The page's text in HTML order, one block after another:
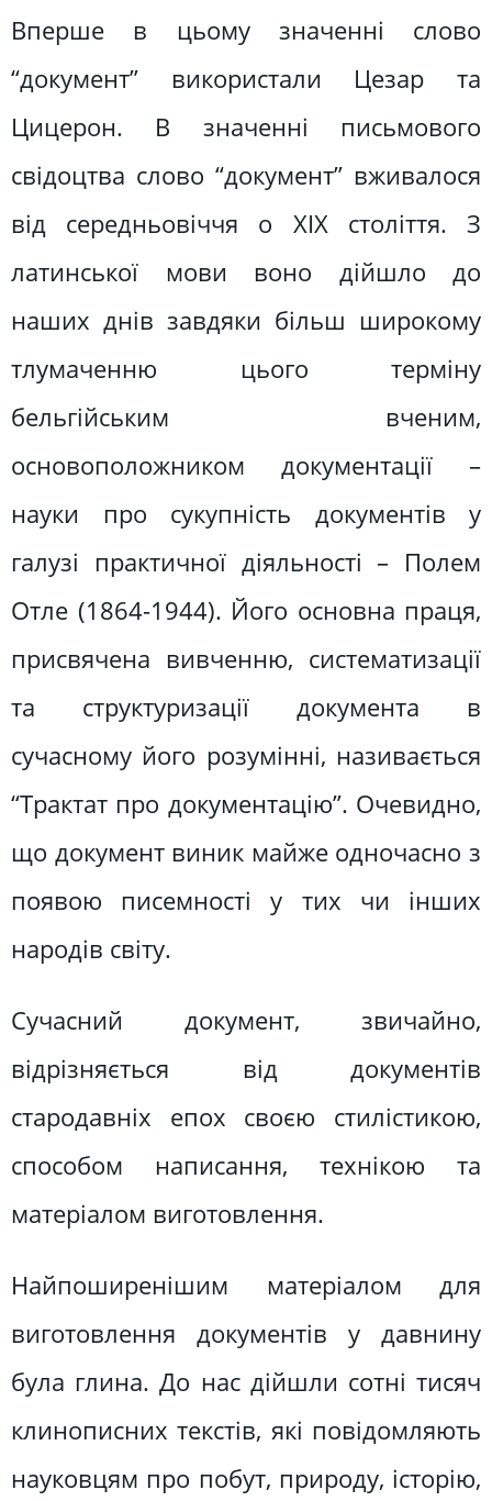
Вперше в цьому значенні слово
“документ” використали Цезар та
Цицерон. В значенні письмового
свідоцтва слово “документ” вживалося
від середньовіччя о ХІХ століття. З
латинської мови воно дійшло до
наших днів завдяки більш широкому
тлумаченню цього терміну
бельгійським вченим,
основоположником документації –
науки про сукупність документів у
галузі практичної діяльності – Полем
Отле (1864-1944). Його основна праця,
присвячена вивченню, систематизації
та структуризації документа в
сучасному його розумінні, називається
“Трактат про документацію”. Очевидно,
що документ виник майже одночасно з
появою писемності у тих чи інших
народів світу.
Сучасний документ, звичайно,
відрізняється від документів
стародавніх епох своєю стилістикою,
способом написання, технікою та
матеріалом виготовлення.
Найпоширенішим матеріалом для
виготовлення документів у давнину
була глина. До нас дійшли сотні тисяч
клинописних текстів, які повідомляють
науковцям про побут, природу, історію,